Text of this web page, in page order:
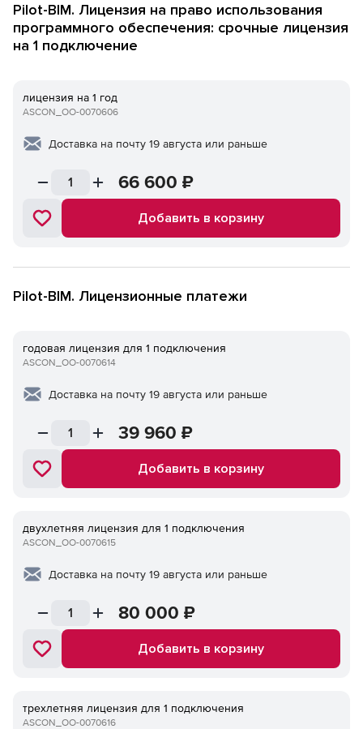
Pilot-BIM. Лицензия на право использования
программного обеспечения: срочные лицензия
на 1 подключение
лицензия на 1 год
ASCON_ОО-0070606
Доставка на почту 19 августа или раньше
66 600 ₽
Добавить в корзину
Pilot-BIM. Лицензионные платежи
годовая лицензия для 1 подключения
ASCON_ОО-0070614
Доставка на почту 19 августа или раньше
39 960 ₽
Добавить в корзину
двухлетняя лицензия для 1 подключения
ASCON_ОО-0070615
Доставка на почту 19 августа или раньше
80 000 ₽
Добавить в корзину
трехлетняя лицензия для 1 подключения
ASCON_ОО-0070616